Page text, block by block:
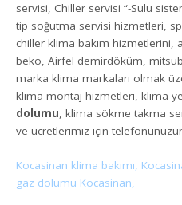
servisi, Chiller servisi “-Sulu
tip soğutma servisi hizmetleri,
chiller klima bakım hizmetlerini,
beko, Airfel demirdöküm,
marka klima markaları olmak
klima montaj hizmetleri, klima
dolumu, klima sökme takma
ve ücretlerimiz için
Kocasinan klima bakımı,
gaz dolumu Kocasinan,